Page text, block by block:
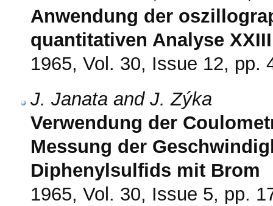
Anwendung der
quantitativen Analyse
1965, Vol. 30, Issue 12, pp.
J. Janata and J. Zýka
Verwendung der
Messung der
Diphenylsulfids mit Brom
1965, Vol. 30, Issue 5, pp.